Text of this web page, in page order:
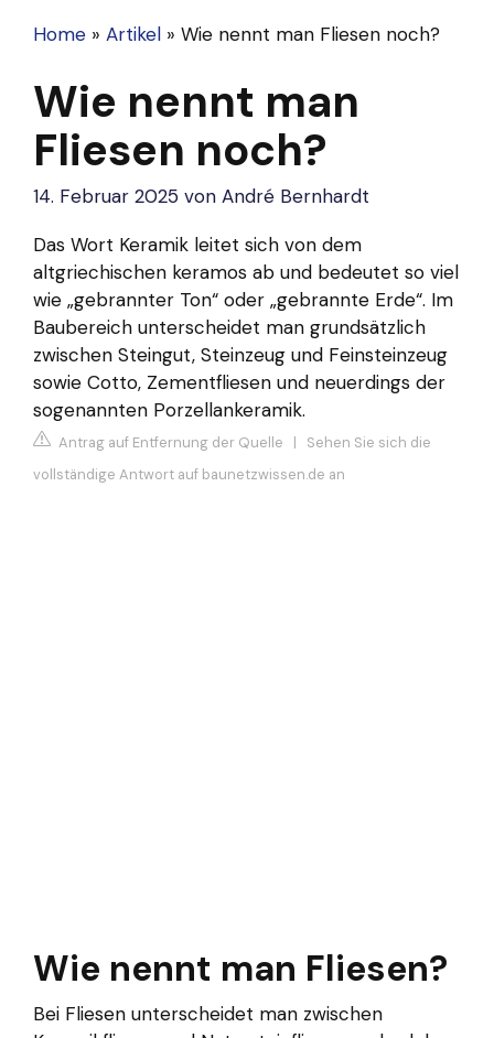
Home » Artikel » Wie nennt man Fliesen noch?
Wie nennt man
Fliesen noch?
14. Februar 2025 von André Bernhardt
Das Wort Keramik leitet sich von dem
altgriechischen keramos ab und bedeutet so viel
wie „gebrannter Ton“ oder „gebrannte Erde“. Im
Baubereich unterscheidet man grundsätzlich
zwischen Steingut, Steinzeug und Feinsteinzeug
sowie Cotto, Zementfliesen und neuerdings der
sogenannten Porzellankeramik.
Antrag auf Entfernung der Quelle | Sehen Sie sich die
vollständige Antwort auf baunetzwissen.de an
Wie nennt man Fliesen?
Bei Fliesen unterscheidet man zwischen